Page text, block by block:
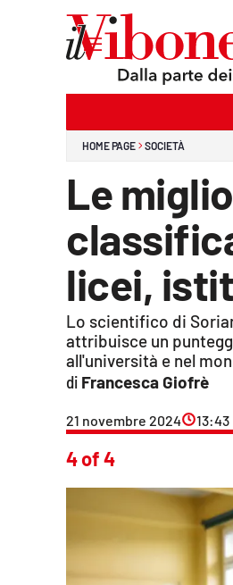
Economia e Lavoro
HOME PAGE SOCIETÀ
Le
licei,
Lo scientifico di
attribuisce un
all'università e nel
Francesca Giofrè
21 novembre 2024 13:43
4 of 4